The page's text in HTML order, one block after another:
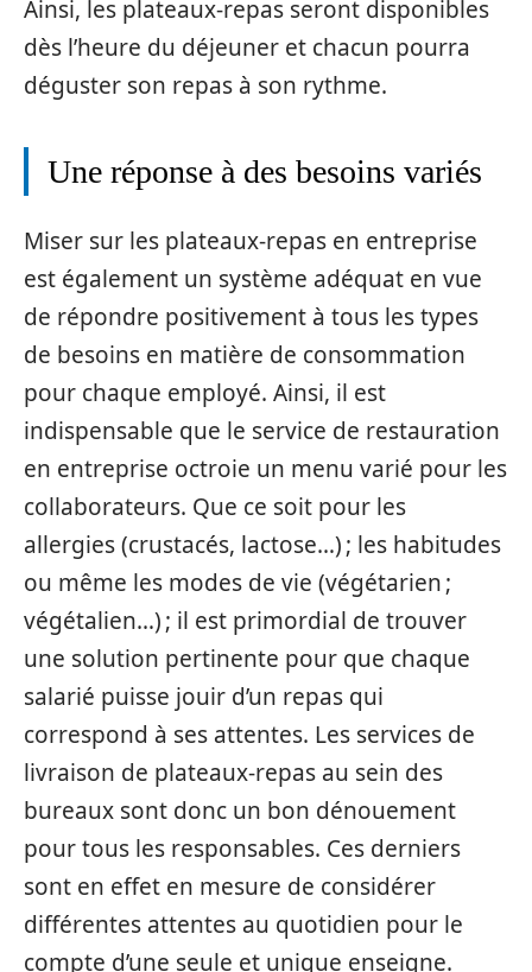
Ainsi, les plateaux-repas seront disponibles
dès l’heure du déjeuner et chacun pourra
déguster son repas à son rythme.
Une réponse à des besoins variés
Miser sur les plateaux-repas en entreprise
est également un système adéquat en vue
de répondre positivement à tous les types
de besoins en matière de consommation
pour chaque employé. Ainsi, il est
indispensable que le service de restauration
en entreprise octroie un menu varié pour les
collaborateurs. Que ce soit pour les
allergies (crustacés, lactose…) ; les habitudes
ou même les modes de vie (végétarien ;
végétalien…) ; il est primordial de trouver
une solution pertinente pour que chaque
salarié puisse jouir d’un repas qui
correspond à ses attentes. Les services de
livraison de plateaux-repas au sein des
bureaux sont donc un bon dénouement
pour tous les responsables. Ces derniers
sont en effet en mesure de considérer
différentes attentes au quotidien pour le
compte d’une seule et unique enseigne.